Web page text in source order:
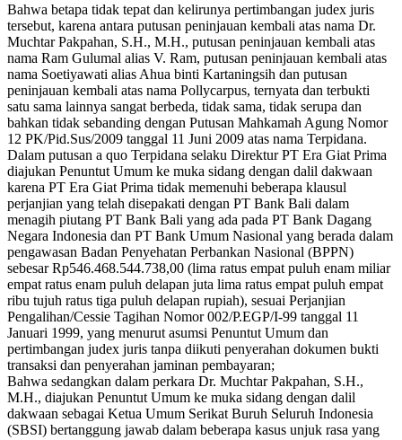
Bahwa betapa tidak tepat dan kelirunya pertimbangan judex juris
tersebut, karena antara putusan peninjauan kembali atas nama Dr.
Muchtar Pakpahan, S.H., M.H., putusan peninjauan kembali atas
nama Ram Gulumal alias V. Ram, putusan peninjauan kembali atas
nama Soetiyawati alias Ahua binti Kartaningsih dan putusan
peninjauan kembali atas nama Pollycarpus, ternyata dan terbukti
satu sama lainnya sangat berbeda, tidak sama, tidak serupa dan
bahkan tidak sebanding dengan Putusan Mahkamah Agung Nomor
12 PK/Pid.Sus/2009 tanggal 11 Juni 2009 atas nama Terpidana.
Dalam putusan a quo Terpidana selaku Direktur PT Era Giat Prima
diajukan Penuntut Umum ke muka sidang dengan dalil dakwaan
karena PT Era Giat Prima tidak memenuhi beberapa klausul
perjanjian yang telah disepakati dengan PT Bank Bali dalam
menagih piutang PT Bank Bali yang ada pada PT Bank Dagang
Negara Indonesia dan PT Bank Umum Nasional yang berada dalam
pengawasan Badan Penyehatan Perbankan Nasional (BPPN)
sebesar Rp546.468.544.738,00 (lima ratus empat puluh enam miliar
empat ratus enam puluh delapan juta lima ratus empat puluh empat
ribu tujuh ratus tiga puluh delapan rupiah), sesuai Perjanjian
Pengalihan/Cessie Tagihan Nomor 002/P.EGP/I-99 tanggal 11
Januari 1999, yang menurut asumsi Penuntut Umum dan
pertimbangan judex juris tanpa diikuti penyerahan dokumen bukti
transaksi dan penyerahan jaminan pembayaran;
Bahwa sedangkan dalam perkara Dr. Muchtar Pakpahan, S.H.,
M.H., diajukan Penuntut Umum ke muka sidang dengan dalil
dakwaan sebagai Ketua Umum Serikat Buruh Seluruh Indonesia
(SBSI) bertanggung jawab dalam beberapa kasus unjuk rasa yang